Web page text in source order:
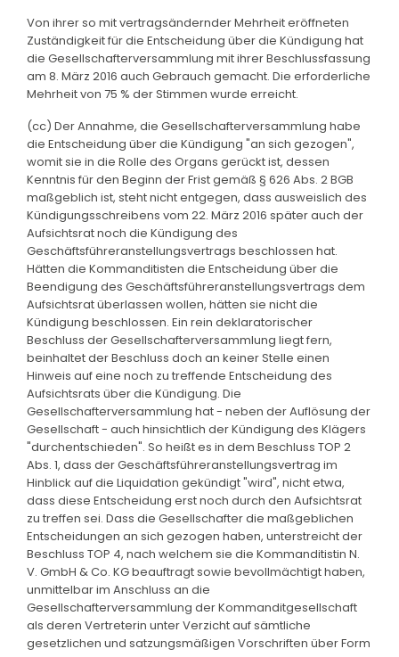
Von ihrer so mit vertragsändernder Mehrheit eröffneten
Zuständigkeit für die Entscheidung über die Kündigung hat
die Gesellschafterversammlung mit ihrer Beschlussfassung
am 8. März 2016 auch Gebrauch gemacht. Die erforderliche
Mehrheit von 75 % der Stimmen wurde erreicht.
(cc) Der Annahme, die Gesellschafterversammlung habe
die Entscheidung über die Kündigung "an sich gezogen",
womit sie in die Rolle des Organs gerückt ist, dessen
Kenntnis für den Beginn der Frist gemäß § 626 Abs. 2 BGB
maßgeblich ist, steht nicht entgegen, dass ausweislich des
Kündigungsschreibens vom 22. März 2016 später auch der
Aufsichtsrat noch die Kündigung des
Geschäftsführeranstellungsvertrags beschlossen hat.
Hätten die Kommanditisten die Entscheidung über die
Beendigung des Geschäftsführeranstellungsvertrags dem
Aufsichtsrat überlassen wollen, hätten sie nicht die
Kündigung beschlossen. Ein rein deklaratorischer
Beschluss der Gesellschafterversammlung liegt fern,
beinhaltet der Beschluss doch an keiner Stelle einen
Hinweis auf eine noch zu treffende Entscheidung des
Aufsichtsrats über die Kündigung. Die
Gesellschafterversammlung hat - neben der Auflösung der
Gesellschaft - auch hinsichtlich der Kündigung des Klägers
"durchentschieden". So heißt es in dem Beschluss TOP 2
Abs. 1, dass der Geschäftsführeranstellungsvertrag im
Hinblick auf die Liquidation gekündigt "wird", nicht etwa,
dass diese Entscheidung erst noch durch den Aufsichtsrat
zu treffen sei. Dass die Gesellschafter die maßgeblichen
Entscheidungen an sich gezogen haben, unterstreicht der
Beschluss TOP 4, nach welchem sie die Kommanditistin N.
V. GmbH & Co. KG beauftragt sowie bevollmächtigt haben,
unmittelbar im Anschluss an die
Gesellschafterversammlung der Kommanditgesellschaft
als deren Vertreterin unter Verzicht auf sämtliche
gesetzlichen und satzungsmäßigen Vorschriften über Form